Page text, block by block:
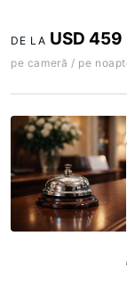
DE LA USD 459
pe cameră / pe